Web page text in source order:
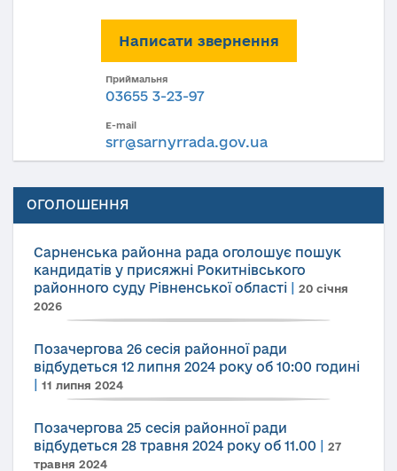
Написати звернення
Приймальня
03655 3-23-97
E-mail
srr@sarnyrrada.gov.ua
ОГОЛОШЕННЯ
Сарненська районна рада оголошує пошук
кандидатів у присяжні Рокитнівського
районного суду Рівненської області
20 січня
2026
Позачергова 26 сесія районної ради
відбудеться 12 липня 2024 року об 10:00 годині
11 липня 2024
Позачергова 25 сесія районної ради
відбудеться 28 травня 2024 року об 11.00
27
травня 2024